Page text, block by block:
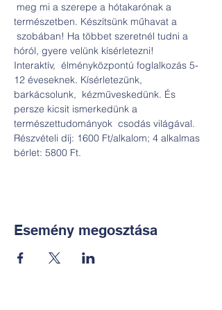
meg mi a szerepe a hótakarónak a
természetben. Készítsünk műhavat a
szobában! Ha többet szeretnél tudni a
hóról, gyere velünk kísérletezni!
Interaktív,  élményközpontú foglalkozás 5-
12 éveseknek. Kísérletezünk,
barkácsolunk,  kézműveskedünk. És
persze kicsit ismerkedünk a
természettudományok  csodás világával.
Részvételi díj: 1600 Ft/alkalom; 4 alkalmas
bérlet: 5800 Ft.
Esemény megosztása